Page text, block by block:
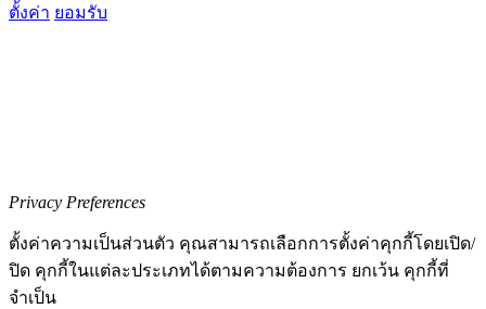
ตั้งค่า ยอมรับ
Privacy Preferences
ตั้งค่าความเป็นส่วนตัว คุณสามารถเลือกการตั้งค่าคุกกี้โดยเปิด/
ปิด คุกกี้ในแต่ละประเภทได้ตามความต้องการ ยกเว้น คุกกี้ที่
จำเป็น